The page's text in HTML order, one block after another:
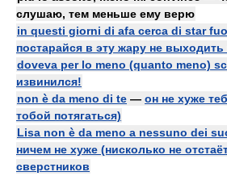
слушаю, тем меньше ему верю
in questi giorni di afa cerca di star
постарайся в эту жару не
doveva per lo meno (quanto meno)
извинился!
non è da meno di te — он не хуже
тобой потягаться)
Lisa non è da meno a nessuno dei
ничем не хуже (нисколько не
сверстников